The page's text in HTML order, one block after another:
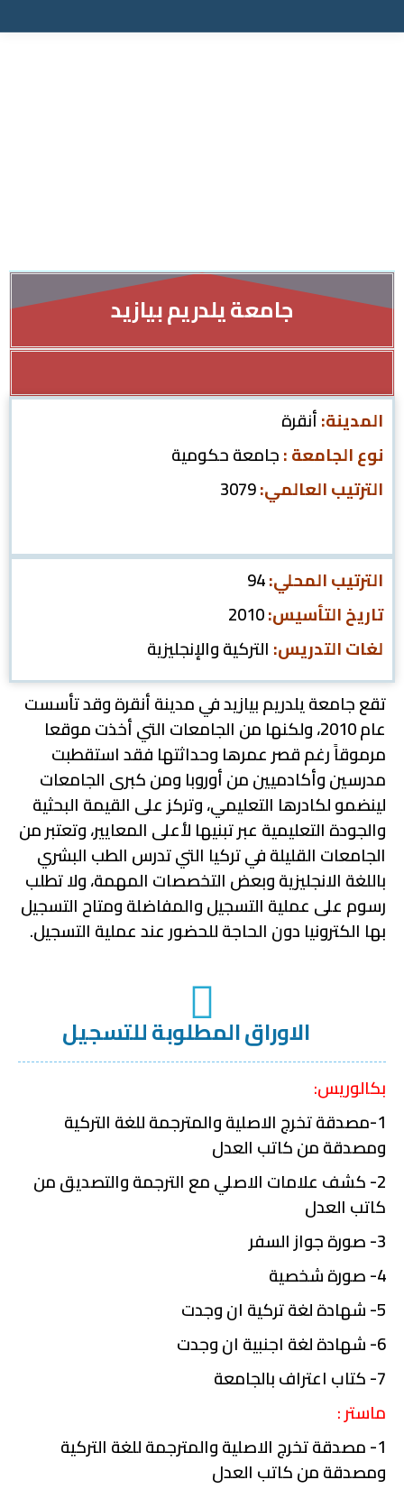
جامعة يلدريم بيازيد
المدينة:أنقرة
نوع الجامعة :جامعة حكومية
الترتيب العالمي:3079
الترتيب المحلي:
تاريخ التأسيس:
لغات التدريس: التركية والإنجليزية
تقع جامعة يلدريم بيازيد في مدينة أنقرة وقد تأسست
عام 2010، ولكنها من الجامعات التي أخذت موقعا
مرموقاً رغم قصر عمرها وحداثتها فقد استقطبت
مدرسين وأكادميين من أوروبا ومن كبرى الجامعات
لينضمو لكادرها التعليمي، وتركز على القيمة البحثية
والجودة التعليمية عبر تبنيها لأعلى المعايير، وتعتبر من
الجامعات القليلة في تركيا التي تدرس الطب البشري
باللغة الانجليزية وبعض التخصصات المهمة، ولا تطلب
رسوم على عملية التسجيل والمفاضلة ومتاح التسجيل
بها الكترونيا دون الحاجة للحضور عند عملية التسجيل.
الاوراق المطلوبة للتسجيل
بكالوريس:
1-مصدقة تخرج الاصلية والمترجمة للغة التركية
ومصدقة من كاتب العدل
2- كشف علامات الاصلي مع الترجمة والتصديق من
كاتب العدل
3- صورة جواز السفر
4- صورة شخصية
5- شهادة لغة تركية ان وجدت
6- شهادة لغة اجنبية ان وجدت
7- كتاب اعتراف بالجامعة
ماستر :
1- مصدقة تخرج الاصلية والمترجمة للغة التركية
ومصدقة من كاتب العدل